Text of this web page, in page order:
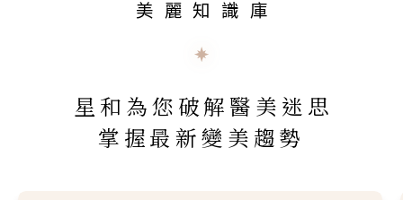
美麗知識庫
星和為您破解醫美迷思
掌握最新變美趨勢